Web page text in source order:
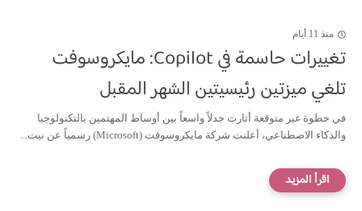
منذ 11 أيام
تغييرات حاسمة في Copilot: مايكروسوفت
تلغي ميزتين رئيسيتين الشهر المقبل
في خطوة غير متوقعة أثارت جدلاً واسعاً بين أوساط المهتمين بالتكنولوجيا
والذكاء الاصطناعي، أعلنت شركة مايكروسوفت (Microsoft) رسمياً عن نيت...